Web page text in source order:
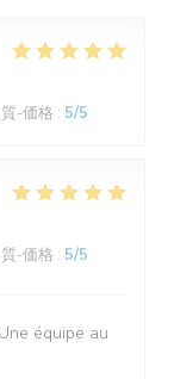
-価格 : 5/5
-価格 : 5/5
équipe au